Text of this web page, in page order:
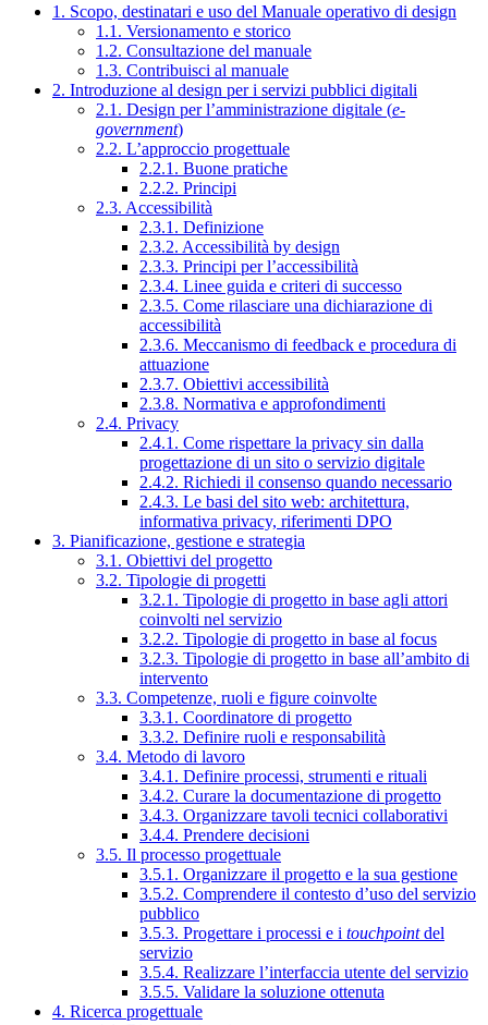
1. Scopo, destinatari e uso del Manuale operativo di design
1.1. Versionamento e storico
1.2. Consultazione del manuale
1.3. Contribuisci al manuale
2. Introduzione al design per i servizi pubblici digitali
2.1. Design per l’amministrazione digitale (e-
government)
2.2. L’approccio progettuale
2.2.1. Buone pratiche
2.2.2. Principi
2.3. Accessibilità
2.3.1. Definizione
2.3.2. Accessibilità by design
2.3.3. Principi per l’accessibilità
2.3.4. Linee guida e criteri di successo
2.3.5. Come rilasciare una dichiarazione di
accessibilità
2.3.6. Meccanismo di feedback e procedura di
attuazione
2.3.7. Obiettivi accessibilità
2.3.8. Normativa e approfondimenti
2.4. Privacy
2.4.1. Come rispettare la privacy sin dalla
progettazione di un sito o servizio digitale
2.4.2. Richiedi il consenso quando necessario
2.4.3. Le basi del sito web: architettura,
informativa privacy, riferimenti DPO
3. Pianificazione, gestione e strategia
3.1. Obiettivi del progetto
3.2. Tipologie di progetti
3.2.1. Tipologie di progetto in base agli attori
coinvolti nel servizio
3.2.2. Tipologie di progetto in base al focus
3.2.3. Tipologie di progetto in base all’ambito di
intervento
3.3. Competenze, ruoli e figure coinvolte
3.3.1. Coordinatore di progetto
3.3.2. Definire ruoli e responsabilità
3.4. Metodo di lavoro
3.4.1. Definire processi, strumenti e rituali
3.4.2. Curare la documentazione di progetto
3.4.3. Organizzare tavoli tecnici collaborativi
3.4.4. Prendere decisioni
3.5. Il processo progettuale
3.5.1. Organizzare il progetto e la sua gestione
3.5.2. Comprendere il contesto d’uso del servizio
pubblico
3.5.3. Progettare i processi e i touchpointdel
servizio
3.5.4. Realizzare l’interfaccia utente del servizio
3.5.5. Validare la soluzione ottenuta
4. Ricerca progettuale